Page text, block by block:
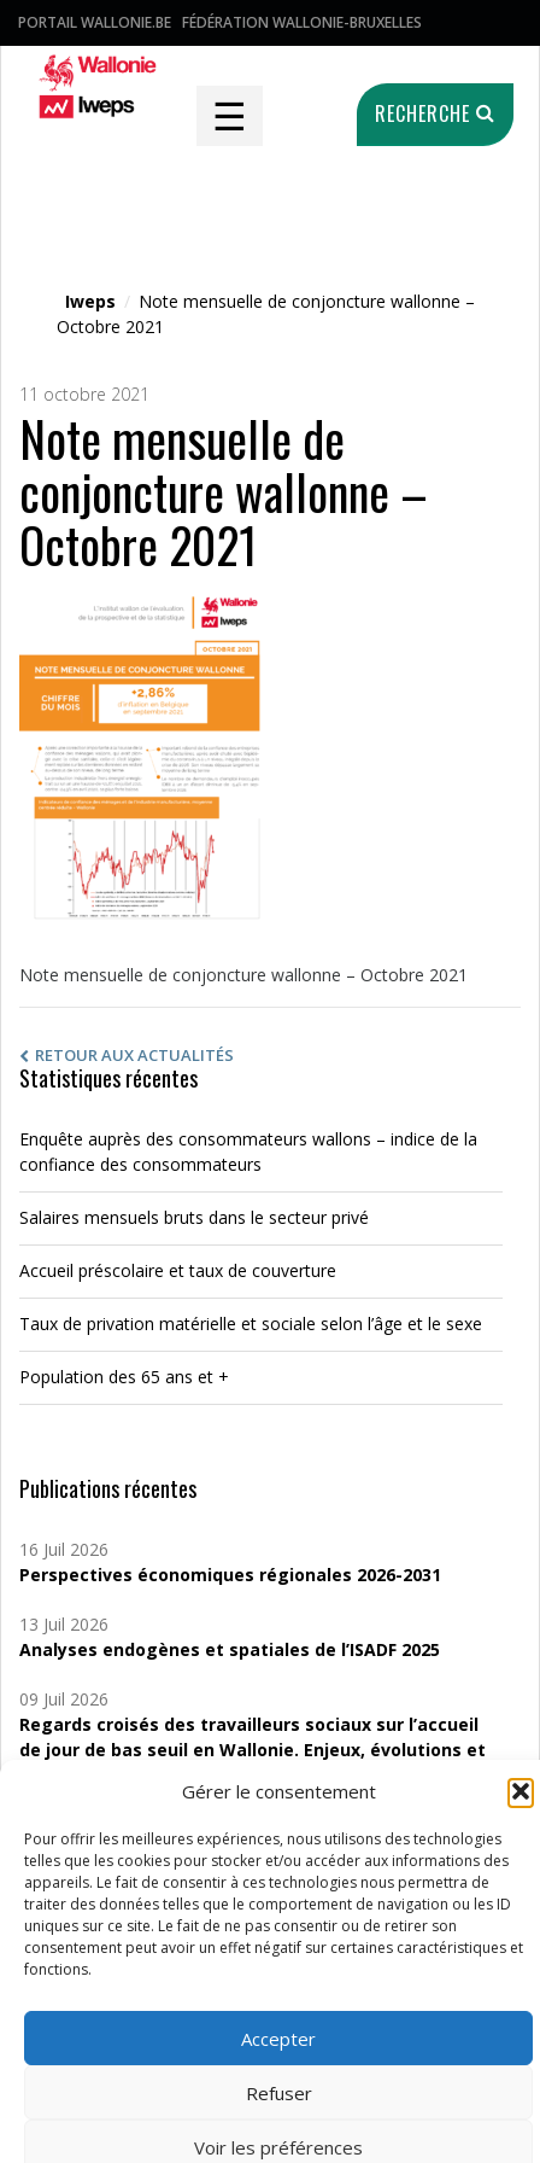
Gérer le consentement
Pour offrir les meilleures expériences, nous utilisons des technologies
telles que les cookies pour stocker et/ou accéder aux informations des
appareils. Le fait de consentir à ces technologies nous permettra de
traiter des données telles que le comportement de navigation ou les ID
uniques sur ce site. Le fait de ne pas consentir ou de retirer son
consentement peut avoir un effet négatif sur certaines caractéristiques et
fonctions.
Accepter
Refuser
Voir les préférences
PORTAIL WALLONIE.BE FÉDÉRATION WALLONIE-BRUXELLES
☰ RECHERCHE
Iweps / Note mensuelle de conjoncture wallonne –
Octobre 2021
11 octobre 2021
Note mensuelle de
conjoncture wallonne –
Octobre 2021
Note mensuelle de conjoncture wallonne – Octobre 2021
RETOUR AUX ACTUALITÉS
Statistiques récentes
Enquête auprès des consommateurs wallons – indice de la
confiance des consommateurs
Salaires mensuels bruts dans le secteur privé
Accueil préscolaire et taux de couverture
Taux de privation matérielle et sociale selon l’âge et le sexe
Population des 65 ans et +
Publications récentes
16 Juil 2026
Perspectives économiques régionales 2026-2031
13 Juil 2026
Analyses endogènes et spatiales de l’ISADF 2025
09 Juil 2026
Regards croisés des travailleurs sociaux sur l’accueil
de jour de bas seuil en Wallonie. Enjeux, évolutions et
Étude d’évaluabilité des Structures
d’accompagnement à l’autocréation d’emploi (SAACE)
01 Juil 2026
Pénurie du personnel infirmier :quels indicateurs
d’offre de soins pour comprendre la situation en